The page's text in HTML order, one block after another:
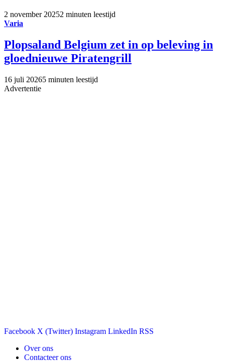
2 november 20252 minuten leestijd
Varia
Plopsaland Belgium zet in op beleving in
gloednieuwe Piratengrill
16 juli 20265 minuten leestijd
Advertentie
Facebook X (Twitter) Instagram LinkedIn RSS
Over ons
Contacteer ons